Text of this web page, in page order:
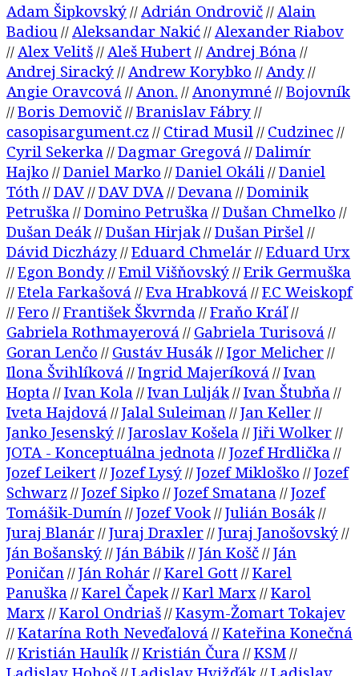
Adam Šipkovský//Adrián Ondrovič//Alain
Badiou//Aleksandar Nakić//Alexander Riabov
//Alex Velitš//Aleš Hubert//Andrej Bóna //
Andrej Siracký//Andrew Korybko //Andy//
Angie Oravcová //Anon. //Anonymné //Bojovník
//Boris Demovič//Branislav Fábry//
casopisargument.cz // Ctirad Musil// Cudzinec//
Cyril Sekerka //Dagmar Gregová //Dalimír
Hajko //Daniel Marko //Daniel Okáli//Daniel
Tóth//DAV//DAV DVA//Devana //Dominik
Petruška //Domino Petruška //Dušan Chmelko //
Dušan Deák//Dušan Hirjak//Dušan Piršel//
Dávid Diczházy//Eduard Chmelár//Eduard Urx
//Egon Bondy//Emil Višňovský//Erik Germuška
//Etela Farkašová //Eva Hrabková //F.C Weiskopf
//Fero //František Škvrnda //Fraňo Kráľ//
Gabriela Rothmayerová // Gabriela Turisová //
Goran Lenčo // Gustáv Husák//Igor Melicher//
Ilona Švihlíková //Ingrid Majeríková //Ivan
Hopta //Ivan Kola //Ivan Lulják//Ivan Štubňa //
Iveta Hajdová //Jalal Suleiman//Jan Keller//
Janko Jesenský//Jaroslav Košela //Jiři Wolker//
JOTA - Konceptuálna jednota //Jozef Hrdlička //
Jozef Leikert//Jozef Lysý//Jozef Mikloško //Jozef
Schwarz //Jozef Sipko //Jozef Smatana //Jozef
Tomášik-Dumín//Jozef Vook//Julián Bosák//
Juraj Blanár//Juraj Draxler//Juraj Janošovský//
Ján Bošanský//Ján Bábik//Ján Košč//Ján
Poničan//Ján Rohár//Karel Gott//Karel
Panuška //Karel Čapek//Karl Marx//Karol
Marx//Karol Ondriaš//Kasym-Žomart Tokajev
//Katarína Roth Neveďalová //Kateřina Konečná
//Kristián Haulík//Kristián Čura //KSM//